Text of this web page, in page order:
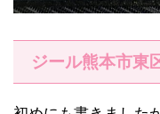
ジール熊本市東